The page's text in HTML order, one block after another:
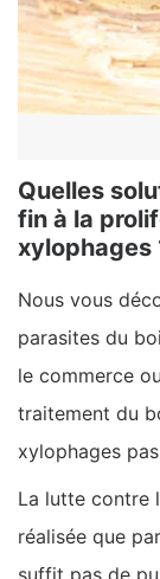
Quelles
fin à la
xylophages
Nous vous
parasites du
le commerce
traitement du
xylophages
La lutte contre
réalisée que